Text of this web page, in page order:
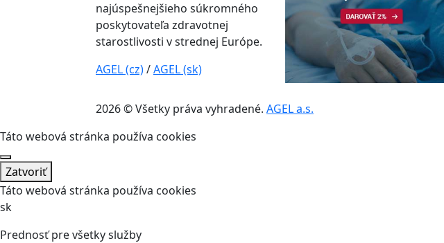
najúspešnejšieho súkromného
poskytovateľa zdravotnej
starostlivosti v strednej Európe.
AGEL (cz)/AGEL (sk)
2026 © Všetky práva vyhradené. AGEL a.s.
Táto webová stránka používa cookies
Zatvoriť
Táto webová stránka používa cookies
sk
Prednosť pre všetky služby